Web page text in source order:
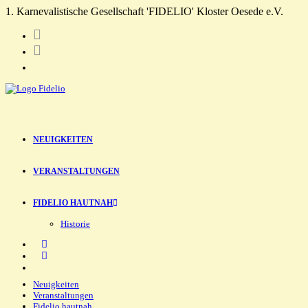
Zum
springen
1. Karnevalistische Gesellschaft 'FIDELIO' Kloster Oesede e.V.
NEUIGKEITEN
VERANSTALTUNGEN
FIDELIO HAUTNAH
Historie
button
Neuigkeiten
Veranstaltungen